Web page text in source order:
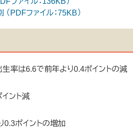
PDFファイル：75KB）
率は6.6で前年より0.4ポイントの減
ント減
0.3ポイントの増加